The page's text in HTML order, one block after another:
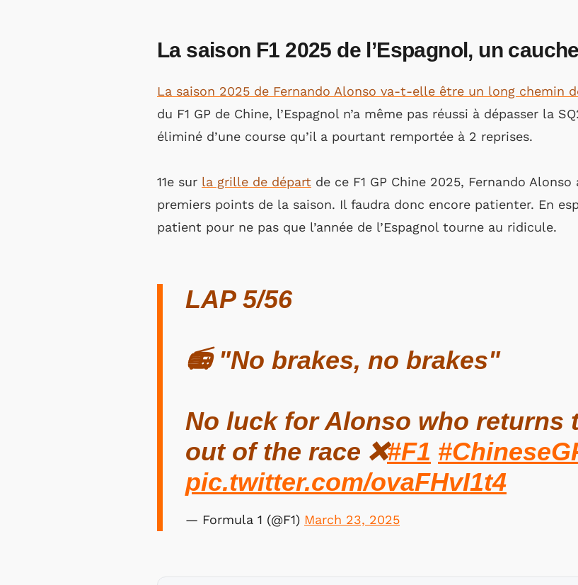
La saison F1 2025 de l’Espagnol, un
La saison 2025 de Fernando Alonso va-t-elle être un long chemin
du F1 GP de Chine, l’Espagnol n’a même pas réussi à dépasser la
éliminé d’une course qu’il a pourtant remportée à 2 reprises.
11e sur la grille de départ de ce F1 GP Chine 2025, Fernando
premiers points de la saison. Il faudra donc encore patienter. En
patient pour ne pas que l’année de l’Espagnol tourne au ridicule.
LAP 5/56
📻 "No brakes, no brakes"
No luck for Alonso who returns
out of the race ❌#F1
pic.twitter.com/ovaFHvI1t4
— Formula 1 (@F1) March 23, 2025